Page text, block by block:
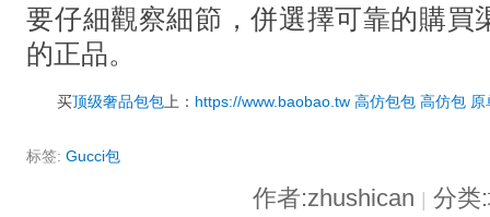
要仔細觀察細節，併選擇可靠的購買
的正品。
买顶级奢品包包 上： https://www.baobao.tw 高仿包包 高仿包
标签:Gucci包
作者:zhushican | 分类